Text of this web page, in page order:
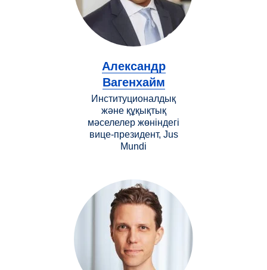
Александр
Вагенхайм
Институционалдық
және құқықтық
мәселелер жөніндегі
вице-президент, Jus
Mundi